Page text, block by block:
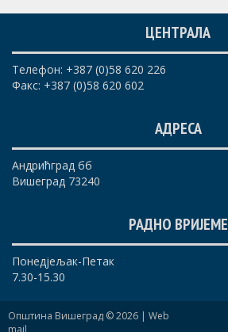
ЦЕНТРАЛА
Телефон: +387 (0)58 620 226
Факс: +387 (0)58 620 602
АДРЕСА
Андрићград бб
Вишеград 73240
РАДНО ВРИЈЕМЕ
Понедјељак-Петак
7.30-15.30
Општина Вишеград © 2026 | Web
mail